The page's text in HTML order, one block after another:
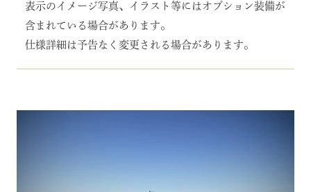
表示のイメージ写真、イラスト等にはオプション装備が
含まれている場合があります。
仕様詳細は予告なく変更される場合があります。